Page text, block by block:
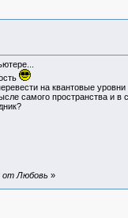
на квантовые
самого пространства и в
от Любовь »